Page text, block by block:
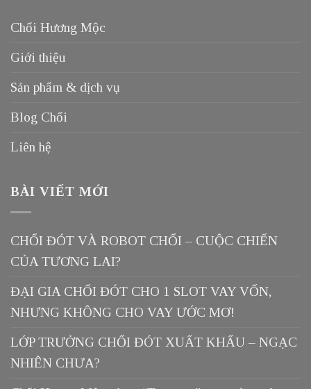
Chổi Hương Mộc
Giới thiệu
Sản phẩm & dịch vụ
Blog Chổi
Liên hệ
BÀI VIẾT MỚI
CHỔI ĐÓT VÀ ROBOT CHỔI – CUỘC CHIẾN
CỦA TƯƠNG LAI?
ĐẠI GIA CHỔI ĐÓT CHO 1 SLOT VAY VỐN,
NHƯNG KHÔNG CHO VAY ƯỚC MƠ!
LỚP TRƯỞNG CHỔI ĐÓT XUẤT KHẨU – NGẠC
NHIÊN CHƯA?